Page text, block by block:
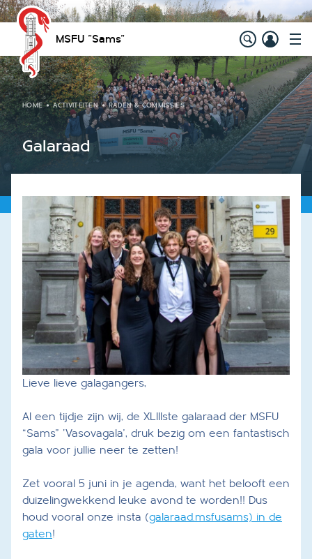
MSFU "Sams"
HOME ACTIVITEITEN RADEN & COMMISSIES
Galaraad
Lieve lieve galagangers,
Al een tijdje zijn wij, de XLIIIste galaraad der MSFU
“Sams” ‘Vasovagala’, druk bezig om een fantastisch
gala voor jullie neer te zetten!
Zet vooral 5 juni in je agenda, want het belooft een
duizelingwekkend leuke avond te worden!! Dus
houd vooral onze insta (galaraad.msfusams) in de
gaten!